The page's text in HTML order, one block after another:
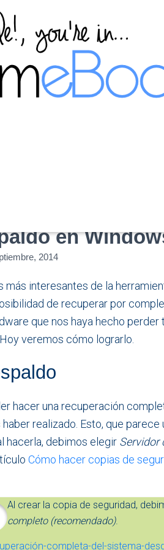
en
2014
más interesantes de la
de recuperar por
que nos haya hecho
veremos cómo lograrlo.
hacer una recuperación
realizado. Esto, que parece
hacerla, debimos elegir Servidor
Cómo hacer copias de
Al crear la copia de seguridad,
completo (recomendado).